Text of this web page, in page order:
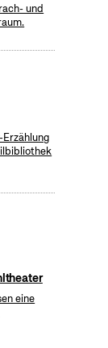
und
eine